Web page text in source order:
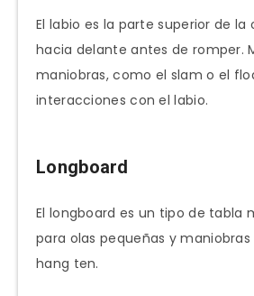
El labio es la parte superior de la
hacia delante antes de romper.
maniobras, como el slam o el
interacciones con el labio.
Longboard
El longboard es un tipo de tabla
para olas pequeñas y
hang ten.